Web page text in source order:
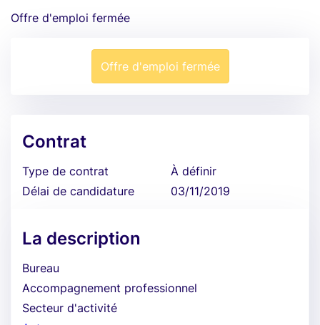
Offre d'emploi fermée
Offre d'emploi fermée
Contrat
Type de contrat
À définir
Délai de candidature
03/11/2019
La description
Bureau
Accompagnement professionnel
Secteur d'activité